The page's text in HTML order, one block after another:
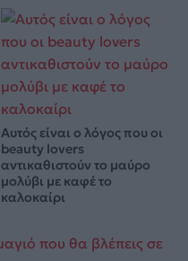
Αυτός είναι ο λόγος που οι
beauty lovers
αντικαθιστούν το μαύρο
μολύβι με καφέ το
καλοκαίρι